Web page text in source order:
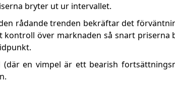
bryter ut ur intervallet.
rådande trenden bekräftar det
över marknaden så snart priserna
en vimpel är ett bearish